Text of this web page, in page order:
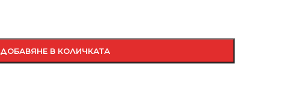
ДОБАВЯНЕ В КОЛИЧКАТА